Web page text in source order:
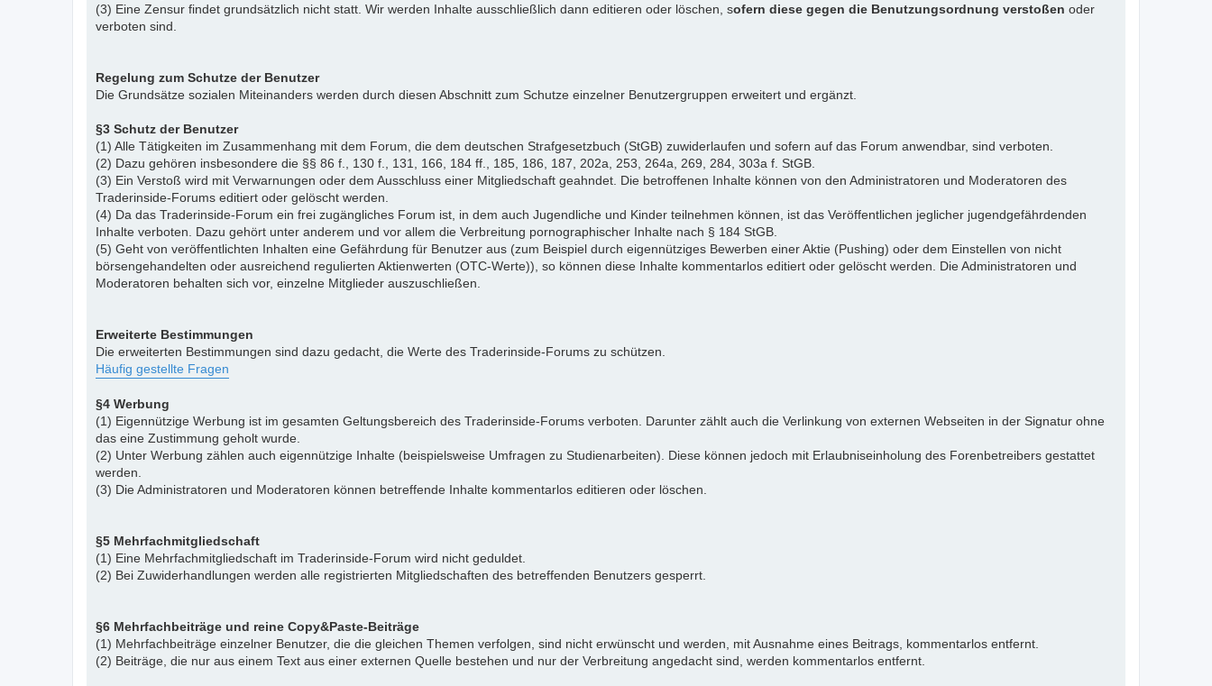
(3) Eine Zensur findet grundsätzlich nicht statt. Wir werden Inhalte ausschließlich dann editieren oder löschen, sofern diese gegen die Benutzungsordnung verstoßen oder
verboten sind.
Regelung zum Schutze der Benutzer
Die Grundsätze sozialen Miteinanders werden durch diesen Abschnitt zum Schutze einzelner Benutzergruppen erweitert und ergänzt.
§3 Schutz der Benutzer
(1) Alle Tätigkeiten im Zusammenhang mit dem Forum, die dem deutschen Strafgesetzbuch (StGB) zuwiderlaufen und sofern auf das Forum anwendbar, sind verboten.
(2) Dazu gehören insbesondere die §§ 86 f., 130 f., 131, 166, 184 ff., 185, 186, 187, 202a, 253, 264a, 269, 284, 303a f. StGB.
(3) Ein Verstoß wird mit Verwarnungen oder dem Ausschluss einer Mitgliedschaft geahndet. Die betroffenen Inhalte können von den Administratoren und Moderatoren des
Traderinside-Forums editiert oder gelöscht werden.
(4) Da das Traderinside-Forum ein frei zugängliches Forum ist, in dem auch Jugendliche und Kinder teilnehmen können, ist das Veröffentlichen jeglicher jugendgefährdenden
Inhalte verboten. Dazu gehört unter anderem und vor allem die Verbreitung pornographischer Inhalte nach § 184 StGB.
(5) Geht von veröffentlichten Inhalten eine Gefährdung für Benutzer aus (zum Beispiel durch eigennütziges Bewerben einer Aktie (Pushing) oder dem Einstellen von nicht
börsengehandelten oder ausreichend regulierten Aktienwerten (OTC-Werte)), so können diese Inhalte kommentarlos editiert oder gelöscht werden. Die Administratoren und
Moderatoren behalten sich vor, einzelne Mitglieder auszuschließen.
Erweiterte Bestimmungen
Die erweiterten Bestimmungen sind dazu gedacht, die Werte des Traderinside-Forums zu schützen.
Häufig gestellte Fragen
§4 Werbung
(1) Eigennützige Werbung ist im gesamten Geltungsbereich des Traderinside-Forums verboten. Darunter zählt auch die Verlinkung von externen Webseiten in der Signatur ohne
das eine Zustimmung geholt wurde.
(2) Unter Werbung zählen auch eigennützige Inhalte (beispielsweise Umfragen zu Studienarbeiten). Diese können jedoch mit Erlaubniseinholung des Forenbetreibers gestattet
werden.
(3) Die Administratoren und Moderatoren können betreffende Inhalte kommentarlos editieren oder löschen.
§5 Mehrfachmitgliedschaft
(1) Eine Mehrfachmitgliedschaft im Traderinside-Forum wird nicht geduldet.
(2) Bei Zuwiderhandlungen werden alle registrierten Mitgliedschaften des betreffenden Benutzers gesperrt.
§6 Mehrfachbeiträge und reine Copy&Paste-Beiträge
(1) Mehrfachbeiträge einzelner Benutzer, die die gleichen Themen verfolgen, sind nicht erwünscht und werden, mit Ausnahme eines Beitrags, kommentarlos entfernt.
(2) Beiträge, die nur aus einem Text aus einer externen Quelle bestehen und nur der Verbreitung angedacht sind, werden kommentarlos entfernt.